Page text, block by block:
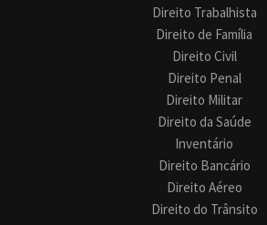
Direito Trabalhista
Direito de Família
Direito Civil
Direito Penal
Direito Militar
Direito da Saúde
Inventário
Direito Bancário
Direito Aéreo
Direito do Trânsito